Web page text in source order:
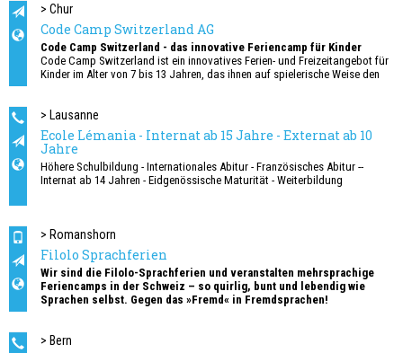
> Chur
Code Camp Switzerland AG
Code Camp Switzerland - das innovative Feriencamp für Kinder
Code Camp Switzerland ist ein innovatives Ferien- und Freizeitangebot für
Kinder im Alter von 7 bis 13 Jahren, das ihnen auf spielerische Weise den
Dreitägige Ferienkurse für Kinder, um Programmieren / Codieren zu lernen,
ihr eigenes Videospiel zu erstellen und neue Freundinnen und Freunde zu
finden!
Die Kurse finden während der Schulferien statt. Ziel ist es, Kindern einen
kreativen Umgang mit neuen Technologien zu vermitteln.
> Lausanne
Ecole Lémania - Internat ab 15 Jahre - Externat ab 10
Jahre
Höhere Schulbildung - Internationales Abitur - Französisches Abitur --
Internat ab 14 Jahren - Eidgenössische Maturität - Weiterbildung
> Romanshorn
Filolo Sprachferien
Wir sind die Filolo-Sprachferien und veranstalten mehrsprachige
Feriencamps in der Schweiz – so quirlig, bunt und lebendig wie
Sprachen selbst. Gegen das »Fremd« in Fremdsprachen!
> Bern